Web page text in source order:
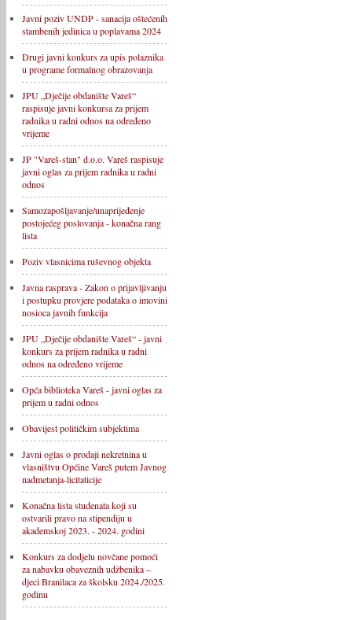
Javni poziv UNDP - sanacija oštećenih
stambenih jedinica u poplavama 2024
Drugi javni konkurs za upis polaznika
u programe formalnog obrazovanja
JPU „Dječije obdanište Vareš“
raspisuje javni konkursa za prijem
radnika u radni odnos na određeno
vrijeme
JP "Vareš-stan" d.o.o. Vareš raspisuje
javni oglas za prijem radnika u radni
odnos
Samozapošljavanje/unaprijeđenje
postojećeg poslovanja - konačna rang
lista
Poziv vlasnicima ruševnog objekta
Javna rasprava - Zakon o prijavljivanju
i postupku provjere podataka o imovini
nosioca javnih funkcija
JPU „Dječije obdanište Vareš“ - javni
konkurs za prijem radnika u radni
odnos na određeno vrijeme
Opća biblioteka Vareš - javni oglas za
prijem u radni odnos
Obavijest političkim subjektima
Javni oglas o prodaji nekretnina u
vlasništvu Općine Vareš putem Javnog
nadmetanja-licitaticije
Konačna lista studenata koji su
ostvarili pravo na stipendiju u
akademskoj 2023. - 2024. godini
Konkurs za dodjelu novčane pomoći
za nabavku obaveznih udžbenika –
djeci Branilaca za školsku 2024./2025.
godinu